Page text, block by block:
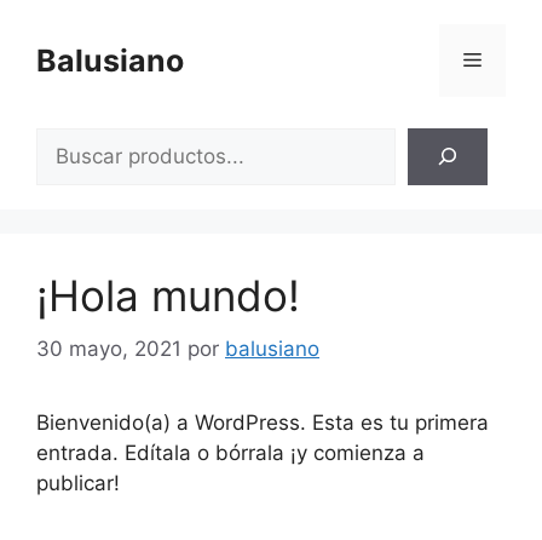
contenido
Balusiano Menú
¡Hola mundo!
30 mayo, 2021 por balusiano
Bienvenido(a) a WordPress. Esta es tu primera
entrada. Edítala o bórrala ¡y comienza a
publicar!